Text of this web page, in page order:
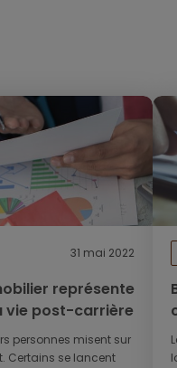
31 mai 2022
représente
vie post-carrière
personnes misent sur
Certains se lancent